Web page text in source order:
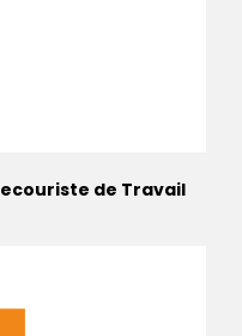
de Travail